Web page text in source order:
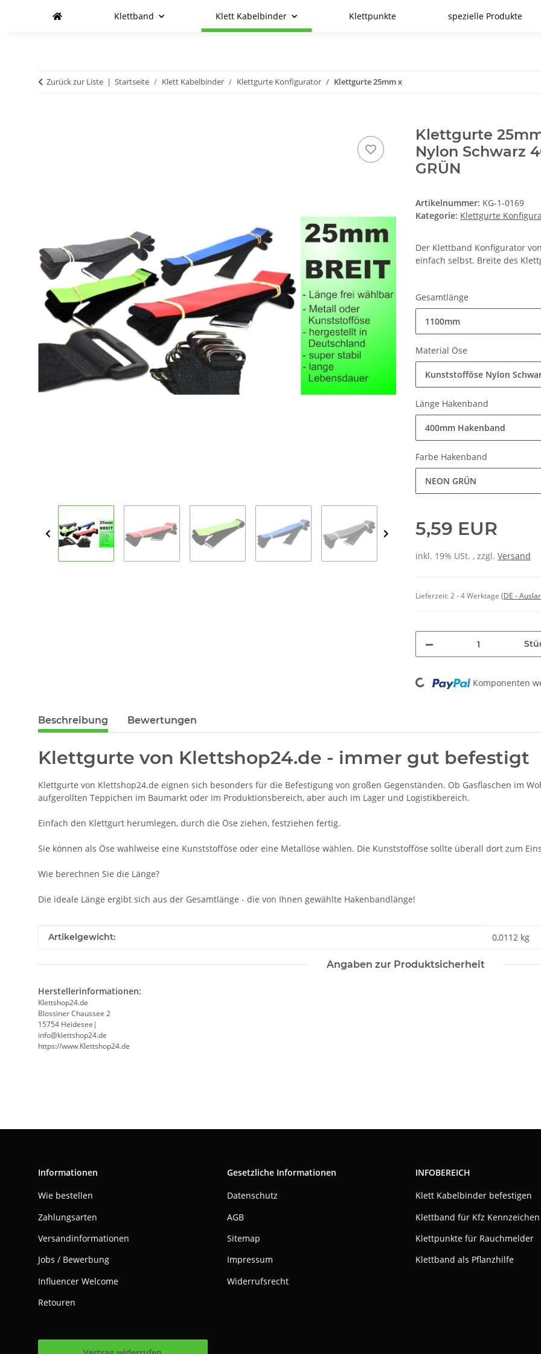
Klettband Klett Kabelbinder Klettpunkte spezielle Produkte
Zurück zur Liste Startseite Klett Kabelbinder Klettgurte Konfigurator Klettgurte 25mm x
Klettgurte
Nylon Schwarz
GRÜN
Artikelnummer: KG-1-0169
Kategorie: Klettgurte
Der Klettband Konfigurator
einfach selbst. Breite des
Gesamtlänge
1100mm
Material Öse
Kunststofföse Nylon
Länge Hakenband
400mm Hakenband
Farbe Hakenband
NEON GRÜN
5,59 EUR
inkl. 19% USt. , zzgl. Versand
Lieferzeit:2 - 4 Werktage (DE -
Loading... Komponenten
Beschreibung Bewertungen
Klettgurte von Klettshop24.de - immer gut befestigt
Klettgurte von Klettshop24.de eignen sich besonders für die Befestigung von großen Gegenständen. Ob Gasflaschen im
aufgerollten Teppichen im Baumarkt oder im Produktionsbereich, aber auch im Lager und Logistikbereich.
Einfach den Klettgurt herumlegen, durch die Öse ziehen, festziehen fertig.
Sie können als Öse wahlweise eine Kunststofföse oder eine Metallöse wählen. Die Kunststofföse sollte überall dort zum
Wie berechnen Sie die Länge?
Die ideale Länge ergibt sich aus der Gesamtlänge - die von Ihnen gewählte Hakenbandlänge!
Produkteigenschaft
Wert
Artikelgewicht: 0,0112 kg
Angaben zur Produktsicherheit
Herstellerinformationen:
Klettshop24.de
Blossiner Chaussee 2
15754 Heidesee|
info@klettshop24.de
https://www.Klettshop24.de
Informationen
Wie bestellen
Zahlungsarten
Versandinformationen
Jobs / Bewerbung
Influencer Welcome
Retouren
Gesetzliche Informationen
Datenschutz
AGB
Sitemap
Impressum
Widerrufsrecht
INFOBEREICH
Klett Kabelbinder befestigen
Klettband für Kfz Kennzeichen
Klettpunkte für Rauchmelder
Klettband als Pflanzhilfe